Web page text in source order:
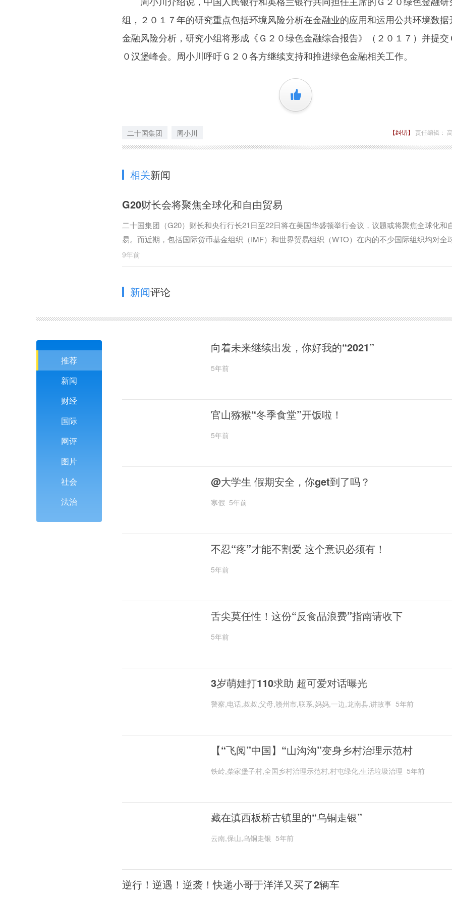
组，２０１７年的研究重点包括环境风险分析在金融业的应用和运用公共环境数据
金融风险分析，研究小组将形成《Ｇ２０绿色金融综合报告》（２０１７）并提交
０汉堡峰会。周小川呼吁Ｇ２０各方继续支持和推进绿色金融相关工作。
+1
二十国集团 周小川 【纠错】 责任编辑：
相关新闻
G20财长会将聚焦全球化和自由贸易
二十国集团（G20）财长和央行行长21日至22日将在美国华盛顿举行会议，议题或将聚焦全球化和
易。而近期，包括国际货币基金组织（IMF）和世界贸易组织（WTO）在内的不少国际组织均对全
面临的保护主义抬头等风险发出了警报。
9年前
新闻评论
推荐
新闻
财经
国际
网评
图片
社会
法治
向着未来继续出发，你好我的“2021”
5年前
官山猕猴“冬季食堂”开饭啦！
5年前
@大学生 假期安全，你get到了吗？
寒假 5年前
不忍“疼”才能不割爱 这个意识必须有！
5年前
舌尖莫任性！这份“反食品浪费”指南请收下
5年前
3岁萌娃打110求助 超可爱对话曝光
警察,电话,叔叔,父母,赣州市,联系,妈妈,一边,龙南县,讲故事 5年前
【“飞阅”中国】“山沟沟”变身乡村治理示范村
铁岭,柴家堡子村,全国乡村治理示范村,村屯绿化,生活垃圾治理 5年前
藏在滇西板桥古镇里的“乌铜走银”
云南,保山,乌铜走银 5年前
逆行！逆遇！逆袭！快递小哥于洋洋又买了2辆车